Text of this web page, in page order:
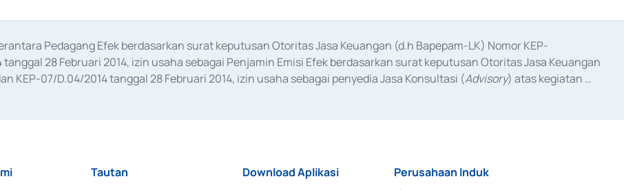
Pedagang Efek berdasarkan surat keputusan Otoritas Jasa Keuangan (d.h Bapepam-LK) Nomor KEP-
tanggal 28 Februari 2014, izin usaha sebagai Penjamin Emisi Efek berdasarkan surat keputusan Otoritas Jasa Keuangan
KEP-07/D.04/2014 tanggal 28 Februari 2014, izin usaha sebagai penyedia Jasa Konsultasi (Advisory) atas kegiatan
Tautan Download Aplikasi Perusahaan Induk